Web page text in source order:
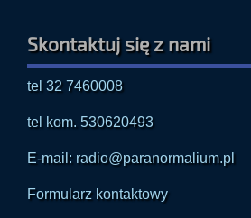
Skontaktuj się z nami
tel 32 7460008
tel kom. 530620493
E-mail: radio@paranormalium.pl
Formularz kontaktowy